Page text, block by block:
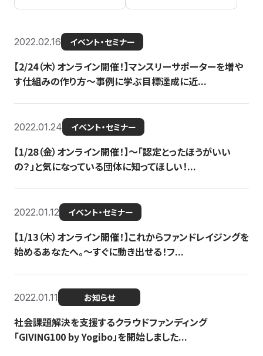
2022.02.16 イベント・セミナー
【2/24（木）オンライン開催！】マンスリーサポーターを増や
す仕組みの作り方〜事例に学ぶ目標達成に近...
2022.01.24 イベント・セミナー
【1/28（金）オンライン開催！】〜「認定とったほうがいい
の？」と気になっている団体に知ってほしい！...
2022.01.12 イベント・セミナー
【1/13（木）オンライン開催！】これからファンドレイジングを
始めるあなたへ。〜すぐに動き出せる！フ...
2022.01.11 お知らせ
社会課題解決を支援するクラウドファンディング
「GIVING100 by Yogibo」を開始しました...